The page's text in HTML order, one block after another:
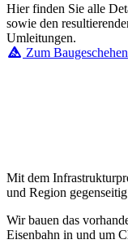
Hier finden Sie alle
sowie den
Umleitungen.
Zum Baugeschehen
Mit dem
und Region
Wir bauen das
Eisenbahn in und um